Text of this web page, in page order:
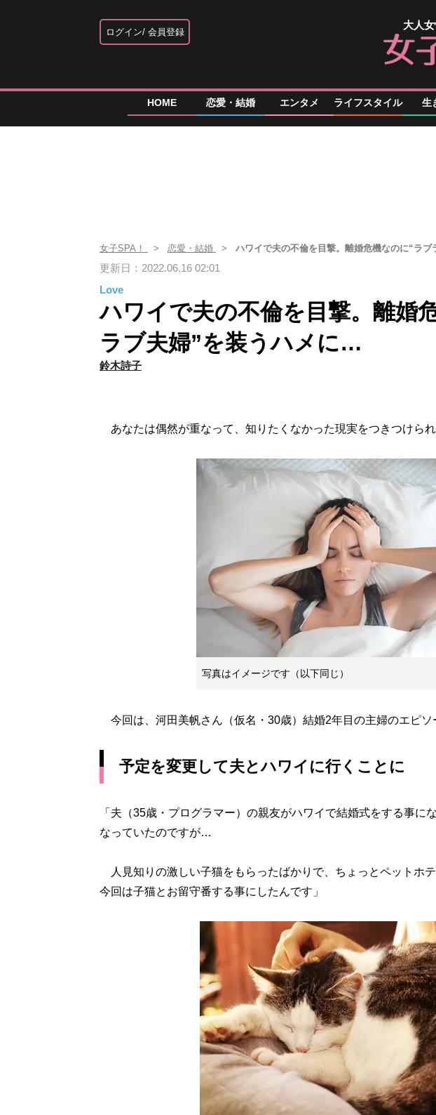
ログイン 会員登録
大人
HOME 恋愛・結婚 エンタメ ライフスタイル 生
女子SPA！ 恋愛・結婚 ハワイで夫の不倫を目撃。離婚危機なのに“ラ
更新日：2022.06.16 02:01
Love
ハワイで夫の不倫を目撃。離婚
ラブ夫婦”を装うハメに…
鈴木詩子
あなたは偶然が重なって、知りたくなかった現実をつきつけら
写真はイメージです（以下同じ）
今回は、河田美帆さん（仮名・30歳）結婚2年目の主婦のエピソ
予定を変更して夫とハワイに行くことに
「夫（35歳・プログラマー）の親友がハワイで結婚式をする事に
なっていたのですが…
人見知りの激しい子猫をもらったばかりで、ちょっとペットホ
今回は子猫とお留守番する事にしたんです」